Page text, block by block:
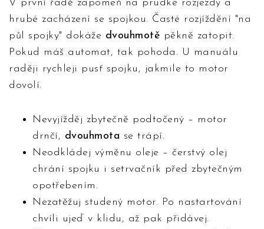
V první řadě zapomeň na prudké rozjezdy a
hrubé zacházení se spojkou. Časté rozjíždění "na
půl spojky" dokáže dvouhmotě pěkně zatopit.
Pokud máš automat, tak pohoda. U manuálu
raději rychleji pusť spojku, jakmile to motor
dovolí.
Nevyjížděj zbytečně podtočený – motor
drnčí, dvouhmota se trápí.
Neodkládej výměnu oleje – čerstvý olej
chrání spojku i setrvačník před zbytečným
opotřebením.
Nezatěžuj studený motor. Po nastartování
chvíli ujeď v klidu, až pak přidávej.